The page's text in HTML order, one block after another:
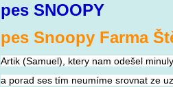
pes
pes Snoopy Farma
Artik (Samuel), ktery nam odešel
a porad ses tím neumíme srovnat ze